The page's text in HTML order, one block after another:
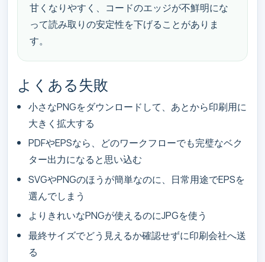
甘くなりやすく、コードのエッジが不鮮明にな
って読み取りの安定性を下げることがありま
す。
よくある失敗
小さなPNGをダウンロードして、あとから印刷用に
大きく拡大する
PDFやEPSなら、どのワークフローでも完璧なベク
ター出力になると思い込む
SVGやPNGのほうが簡単なのに、日常用途でEPSを
選んでしまう
よりきれいなPNGが使えるのにJPGを使う
最終サイズでどう見えるか確認せずに印刷会社へ送
る